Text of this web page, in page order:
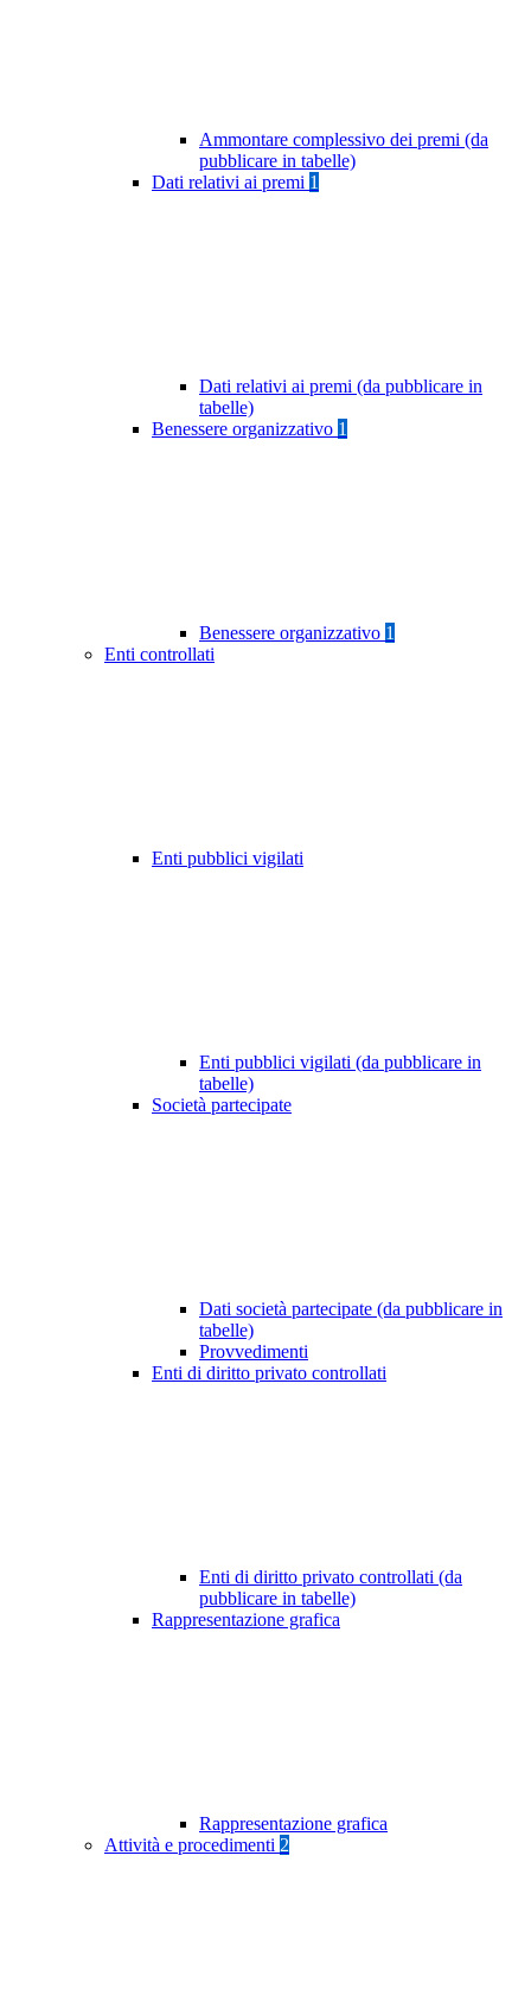
Ammontare complessivo dei premi (da
pubblicare in tabelle)
Dati relativi ai premi 1
Dati relativi ai premi (da pubblicare in
tabelle)
Benessere organizzativo 1
Benessere organizzativo 1
Enti controllati
Enti pubblici vigilati
Enti pubblici vigilati (da pubblicare in
tabelle)
Società partecipate
Dati società partecipate (da pubblicare in
tabelle)
Provvedimenti
Enti di diritto privato controllati
Enti di diritto privato controllati (da
pubblicare in tabelle)
Rappresentazione grafica
Rappresentazione grafica
Attività e procedimenti 2